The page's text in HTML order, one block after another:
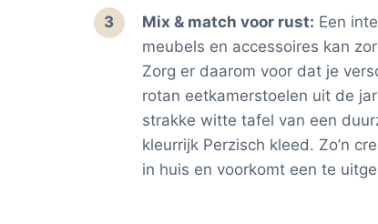
Mix & match voor rust: Een
meubels en accessoires kan
Zorg er daarom voor dat je
rotan eetkamerstoelen uit de
strakke witte tafel van een
kleurrijk Perzisch kleed. Zo’n
in huis en voorkomt een te